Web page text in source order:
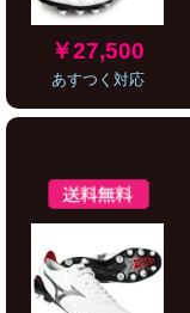
￥27,500
あすつく対応